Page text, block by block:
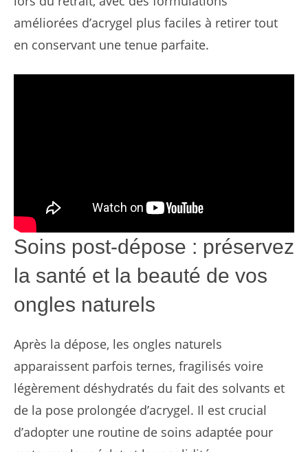
améliorées d’acrygel plus faciles à retirer tout
en conservant une tenue parfaite.
Soins post-dépose : préservez
la santé et la beauté de vos
ongles naturels
Après la dépose, les ongles naturels
apparaissent parfois ternes, fragilisés voire
légèrement déshydratés du fait des solvants et
de la pose prolongée d’acrygel. Il est crucial
d’adopter une routine de soins adaptée pour